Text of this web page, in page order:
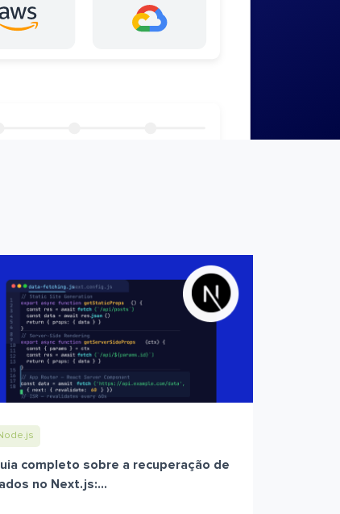
completo sobre a recuperação de
no Next.js:...